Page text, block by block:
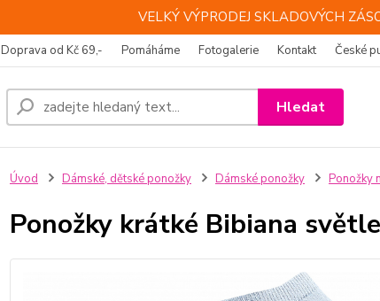
VELKÝ VÝPRODEJ SKLADOVÝCH
Doprava od Kč 69,- Pomáháme Fotogalerie Kontakt České
Hledat
Úvod Dámské, dětské ponožky Dámské ponožky Ponožky
Ponožky krátké Bibiana